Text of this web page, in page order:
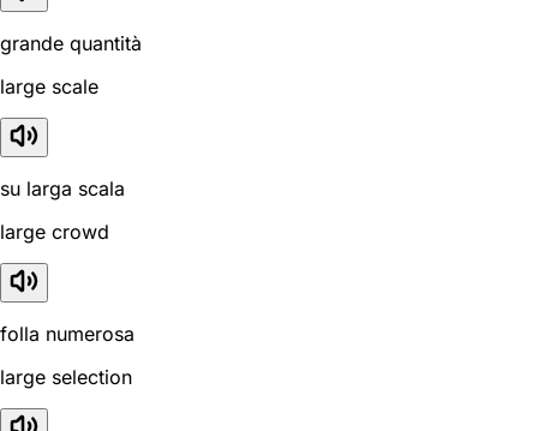
grande quantità
large scale
su larga scala
large crowd
folla numerosa
large selection